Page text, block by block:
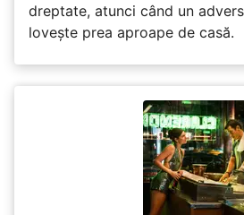
dreptate, atunci când un
lovește prea aproape de casă.